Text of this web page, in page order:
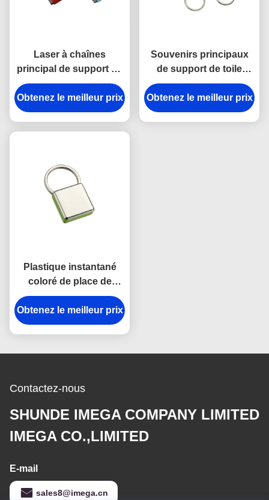
Laser à chaînes
principal de support en
métal de rectangle
gravant le cadeau de
souvenir de toile
Obtenez le meilleur prix
Souvenirs principaux
de support de toile
lumineuse d'épaisseur
du porte-clés 9mm de
crochet de rupture en
Obtenez le meilleur prix
Plastique instantané
coloré de place de
chaîne principale de
crochet d'anti de rouille
en métal support de
Obtenez le meilleur prix
Contactez-nous
SHUNDE IMEGA COMPANY LIMITED
IMEGA CO.,LIMITED
E-mail
sales8@imega.cn